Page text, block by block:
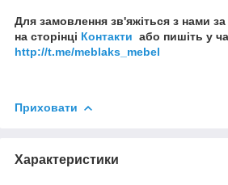
Для замовлення зв'яжіться з нами
на сторінці Контакти або пишіть у
http://t.me/meblaks_mebel
Приховати
Характеристики